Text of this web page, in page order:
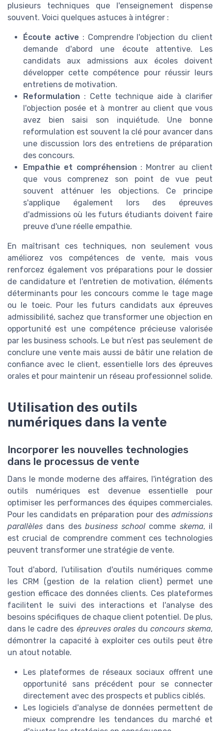
plusieurs techniques que l'enseignement dispense
souvent. Voici quelques astuces à intégrer :
Écoute active : Comprendre l'objection du client
demande d'abord une écoute attentive. Les
candidats aux admissions aux écoles doivent
développer cette compétence pour réussir leurs
entretiens de motivation.
Reformulation : Cette technique aide à clarifier
l'objection posée et à montrer au client que vous
avez bien saisi son inquiétude. Une bonne
reformulation est souvent la clé pour avancer dans
une discussion lors des entretiens de préparation
des concours.
Empathie et compréhension : Montrer au client
que vous comprenez son point de vue peut
souvent atténuer les objections. Ce principe
s'applique également lors des épreuves
d'admissions où les futurs étudiants doivent faire
preuve d'une réelle empathie.
En maîtrisant ces techniques, non seulement vous
améliorez vos compétences de vente, mais vous
renforcez également vos préparations pour le dossier
de candidature et l'entretien de motivation, éléments
déterminants pour les concours comme le tage mage
ou le toeic. Pour les futurs candidats aux épreuves
admissibilité, sachez que transformer une objection en
opportunité est une compétence précieuse valorisée
par les business schools. Le but n’est pas seulement de
conclure une vente mais aussi de bâtir une relation de
confiance avec le client, essentielle lors des épreuves
orales et pour maintenir un réseau professionnel solide.
Utilisation des outils
numériques dans la vente
Incorporer les nouvelles technologies
dans le processus de vente
Dans le monde moderne des affaires, l'intégration des
outils numériques est devenue essentielle pour
optimiser les performances des équipes commerciales.
Pour les candidats en préparation pour des admissions
parallèles dans des business school comme skema, il
est crucial de comprendre comment ces technologies
peuvent transformer une stratégie de vente.
Tout d'abord, l'utilisation d'outils numériques comme
les CRM (gestion de la relation client) permet une
gestion efficace des données clients. Ces plateformes
facilitent le suivi des interactions et l'analyse des
besoins spécifiques de chaque client potentiel. De plus,
dans le cadre des épreuves oralesdu concours skema,
démontrer la capacité à exploiter ces outils peut être
un atout notable.
Les plateformes de réseaux sociaux offrent une
opportunité sans précédent pour se connecter
directement avec des prospects et publics ciblés.
Les logiciels d'analyse de données permettent de
mieux comprendre les tendances du marché et